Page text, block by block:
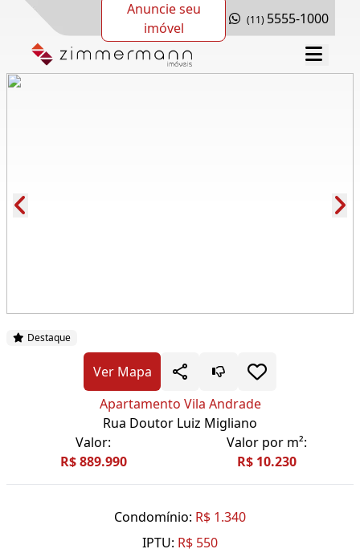
Anuncie seu
imóvel
(11) 5555-1000
Destaque
Ver Mapa
Apartamento Vila Andrade
Rua Doutor Luiz Migliano
Valor:
R$ 889.990
Valor por m²:
R$ 10.230
Condomínio: R$ 1.340
IPTU: R$ 550